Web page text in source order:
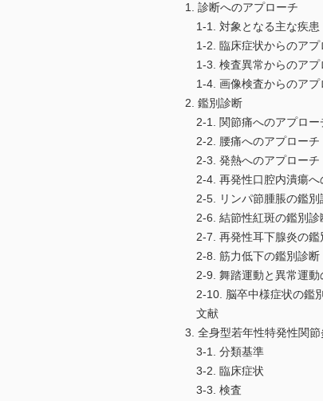
1. 診断へのアプローチ
1-1. 対象となる主な疾患
1-2. 臨床症状からのアプ
1-3. 検査異常からのアプ
1-4. 画像検査からのアプ
2. 鑑別診断
2-1. 関節痛へのアプロー
2-2. 腰痛へのアプローチ
2-3. 発熱へのアプローチ
2-4. 再発性口腔内潰瘍へ
2-5. リンパ節腫脹の鑑別
2-6. 結節性紅斑の鑑別診
2-7. 再発性耳下腺炎の鑑
2-8. 筋力低下の鑑別診断
2-9. 舞踏運動と異常運動
2-10. 脳卒中様症状の鑑
文献
3. 全身型若年性特発性関節
3-1. 分類基準
3-2. 臨床症状
3-3. 検査